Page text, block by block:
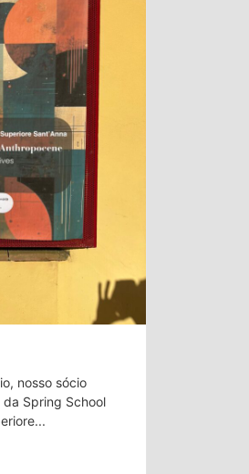
nosso sócio
Spring School